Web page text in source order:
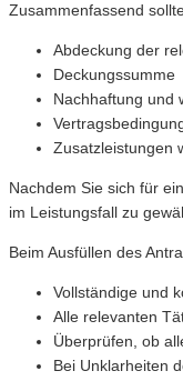
Zusammenfassend
Abdeckung der
Deckungssumme
Nachhaftung und
Zusatzleistungen
Nachdem Sie sich für
im Leistungsfall zu
Beim Ausfüllen des
Vollständige und
Alle relevanten
Überprüfen, ob
Bei Unklarheiten